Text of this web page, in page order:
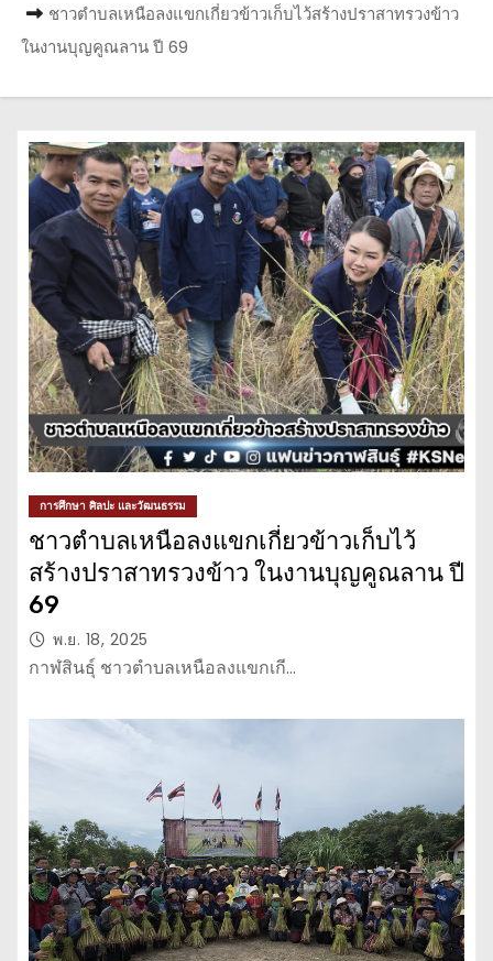
ชาวตำบลเหนือลงแขกเกี่ยวข้าวเก็บไว้สร้างปราสาทรวงข้าว
ในงานบุญคูณลาน ปี 69
การศึกษา ศิลปะ และวัฒนธรรม
ชาวตำบลเหนือลงแขกเกี่ยวข้าวเก็บไว้
สร้างปราสาทรวงข้าว ในงานบุญคูณลาน ปี
69
พ.ย. 18, 2025
กาฬสินธุ์ ชาวตำบลเหนือลงแขกเกี…